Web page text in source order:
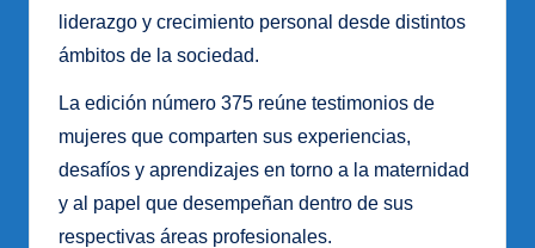
liderazgo y crecimiento personal desde distintos
ámbitos de la sociedad.
La edición número 375 reúne testimonios de
mujeres que comparten sus experiencias,
desafíos y aprendizajes en torno a la maternidad
y al papel que desempeñan dentro de sus
respectivas áreas profesionales.